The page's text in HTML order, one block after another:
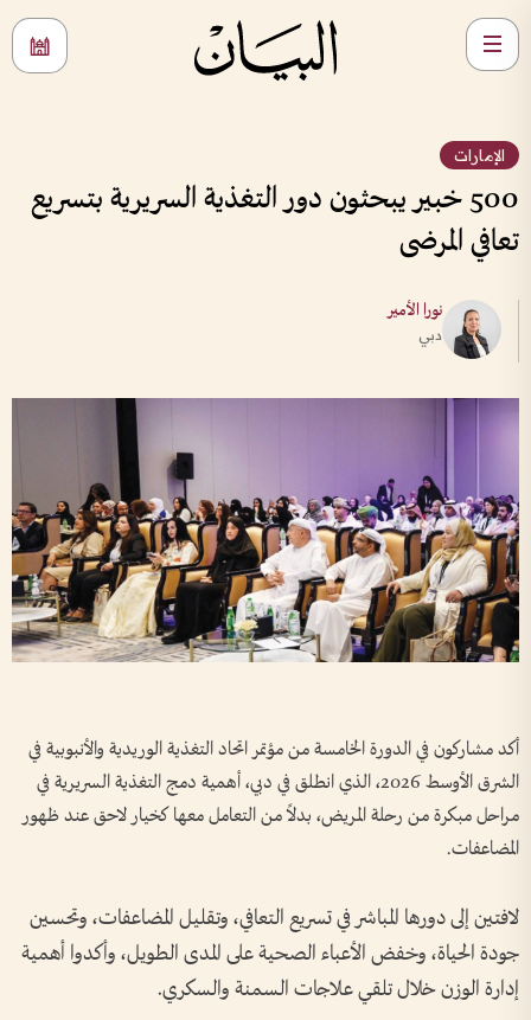
الإمارات
500 خبير يبحثون دور التغذية السريرية بتسريع
تعافي المرضى
نورا الأمير
دبي
أكد مشاركون في الدورة الخامسة من مؤتمر اتحاد التغذية الوريدية والأنبوبية في
الشرق الأوسط 2026، الذي انطلق في دبي، أهمية دمج التغذية السريرية في
مراحل مبكرة من رحلة المريض، بدلاً من التعامل معها كخيار لاحق عند ظهور
المضاعفات.
لافتين إلى دورها المباشر في تسريع التعافي، وتقليل المضاعفات، وتحسين
جودة الحياة، وخفض الأعباء الصحية على المدى الطويل، وأكدوا أهمية
إدارة الوزن خلال تلقي علاجات السمنة والسكري.